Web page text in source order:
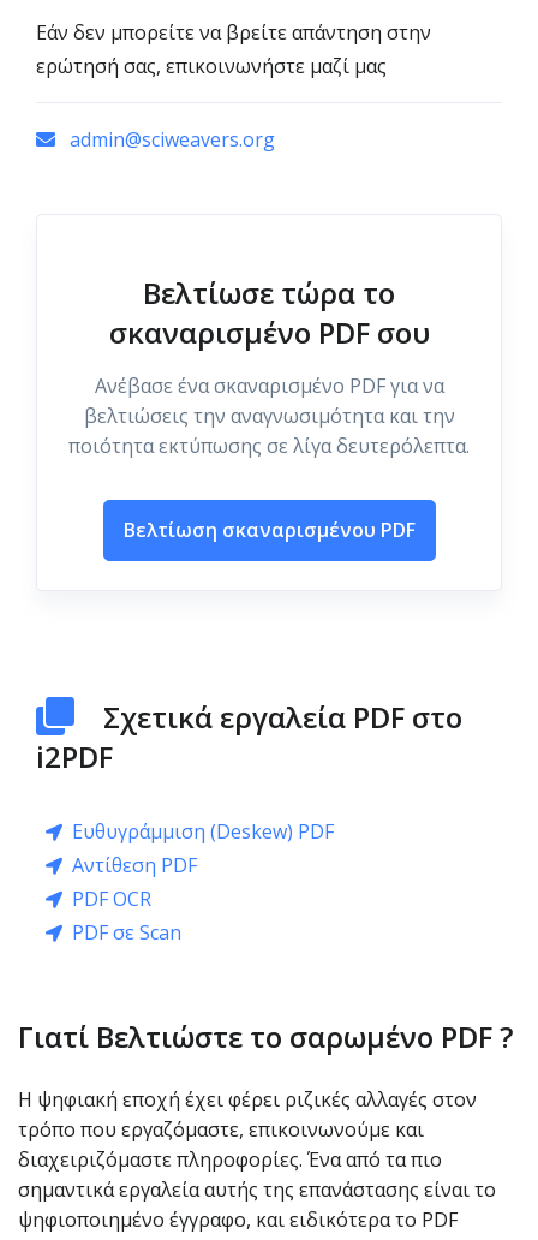
Εάν δεν μπορείτε να βρείτε απάντηση στην
ερώτησή σας, επικοινωνήστε μαζί μας
admin@sciweavers.org
Βελτίωσε τώρα το
σκαναρισμένο PDF σου
Ανέβασε ένα σκαναρισμένο PDF για να
βελτιώσεις την αναγνωσιμότητα και την
ποιότητα εκτύπωσης σε λίγα δευτερόλεπτα.
Βελτίωση σκαναρισμένου PDF
Σχετικά εργαλεία PDF στο
i2PDF
Ευθυγράμμιση (Deskew) PDF
Αντίθεση PDF
PDF OCR
PDF σε Scan
Γιατί Βελτιώστε το σαρωμένο PDF ?
Η ψηφιακή εποχή έχει φέρει ριζικές αλλαγές στον
τρόπο που εργαζόμαστε, επικοινωνούμε και
διαχειριζόμαστε πληροφορίες. Ένα από τα πιο
σημαντικά εργαλεία αυτής της επανάστασης είναι το
ψηφιοποιημένο έγγραφο, και ειδικότερα το PDF